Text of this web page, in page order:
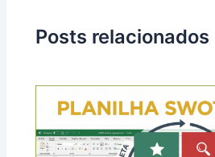
Posts relacionados